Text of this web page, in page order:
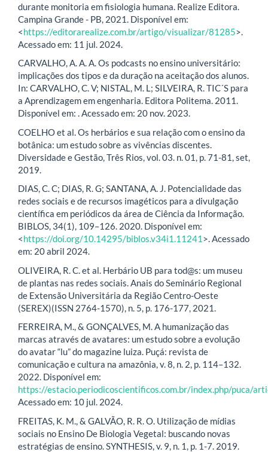
durante monitoria em fisiologia humana. Realize Editora.
Campina Grande - PB, 2021. Disponível em:
<https://editorarealize.com.br/artigo/visualizar/81285>.
Acessado em: 11 jul. 2024.
CARVALHO, A. A. A. Os podcasts no ensino universitário:
implicações dos tipos e da duração na aceitação dos alunos.
In: CARVALHO, C. V; NISTAL, M. L; SILVEIRA, R. TIC´S para
a Aprendizagem em engenharia. Editora Politema. 2011.
Disponível em: . Acessado em: 20 nov. 2023.
COELHO et al. Os herbários e sua relação com o ensino da
botânica: um estudo sobre as vivências discentes.
Diversidade e Gestão, Três Rios, vol. 03. n. 01, p. 71-81, set,
2019.
DIAS, C. C; DIAS, R. G; SANTANA, A. J. Potencialidade das
redes sociais e de recursos imagéticos para a divulgação
científica em periódicos da área de Ciência da Informação.
BIBLOS, 34(1), 109–126. 2020. Disponível em:
<https://doi.org/10.14295/biblos.v34i1.11241 >. Acessado
em: 20 abril 2024.
OLIVEIRA, R. C. et al. Herbário UB para tod@s: um museu
de plantas nas redes sociais. Anais do Seminário Regional
de Extensão Universitária da Região Centro-Oeste
(SEREX)(ISSN 2764-1570), n. 5, p. 176-177, 2021.
FERREIRA, M., & GONÇALVES, M. A humanização das
marcas através de avatares: um estudo sobre a evolução
do avatar “lu” do magazine luiza. Puçá: revista de
comunicação e cultura na amazônia, v. 8, n. 2, p. 114–132.
2022. Disponível em:
https://estacio.periodicoscientificos.com.br/index.php/puca/
Acessado em: 10 jul. 2024.
FREITAS, K. M., & GALVÃO, R. R. O. Utilização de mídias
sociais no Ensino De Biologia Vegetal: buscando novas
estratégias de ensino. SYNTHESIS, v. 9, n. 1, p. 1-7. 2019.